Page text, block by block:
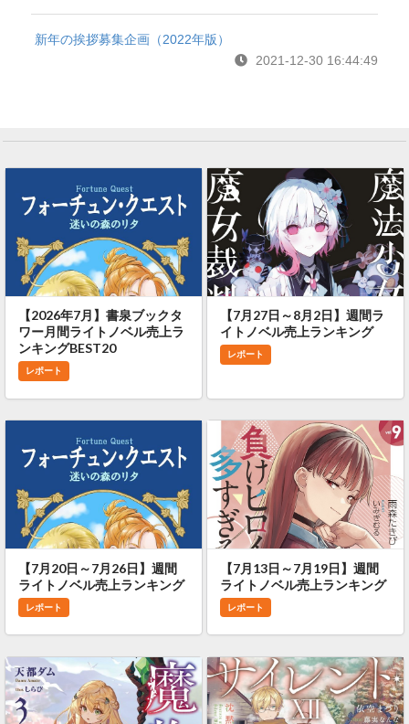
新年の挨拶募集企画（2022年版）
2021-12-30 16:44:49
【2026年7月】書泉ブックタ
ワー月間ライトノベル売上ラ
ンキングBEST20
レポート
【7月27日～8月2日】週間ラ
イトノベル売上ランキング
レポート
【7月20日～7月26日】週間
ライトノベル売上ランキング
レポート
【7月13日～7月19日】週間
ライトノベル売上ランキング
レポート